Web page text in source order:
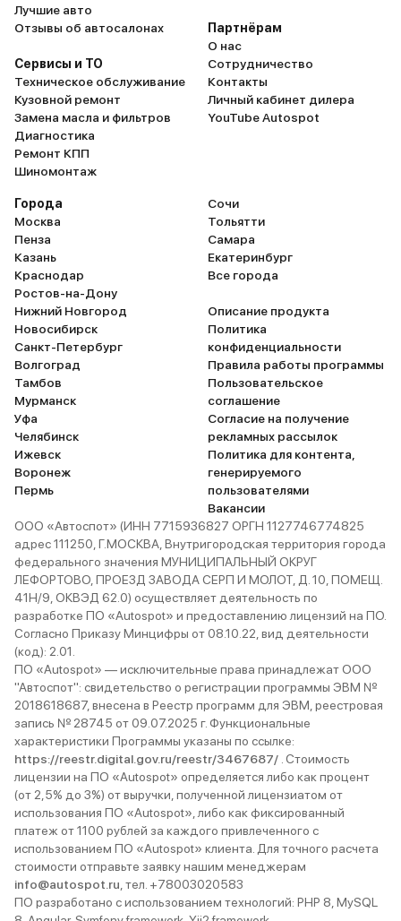
Лучшие авто
Отзывы об автосалонах
Сервисы и ТО
Техническое обслуживание
Кузовной ремонт
Замена масла и фильтров
Диагностика
Ремонт КПП
Шиномонтаж
Партнёрам
О нас
Сотрудничество
Контакты
Личный кабинет дилера
YouTube Autospot
Города
Москва
Пенза
Казань
Краснодар
Ростов-на-Дону
Нижний Новгород
Новосибирск
Санкт-Петербург
Волгоград
Тамбов
Мурманск
Уфа
Челябинск
Ижевск
Воронеж
Пермь
Сочи
Тольятти
Самара
Екатеринбург
Все города
Описание продукта
Политика
конфиденциальности
Правила работы программы
Пользовательское
соглашение
Согласие на получение
рекламных рассылок
Политика для контента,
генерируемого
пользователями
Вакансии
ООО «Автоспот» (ИНН 7715936827 ОРГН 1127746774825
адрес 111250, Г.МОСКВА, Внутригородская территория города
федерального значения МУНИЦИПАЛЬНЫЙ ОКРУГ
ЛЕФОРТОВО, ПРОЕЗД ЗАВОДА СЕРП И МОЛОТ, Д. 10, ПОМЕЩ.
41Н/9, ОКВЭД 62.0) осуществляет деятельность по
разработке ПО «Autospot» и предоставлению лицензий на ПО.
Согласно Приказу Минцифры от 08.10.22, вид деятельности
(код): 2.01.
ПО «Autospot» — исключительные права принадлежат ООО
"Автоспот": свидетельство о регистрации программы ЭВМ №
2018618687, внесена в Реестр программ для ЭВМ, реестровая
запись № 28745 от 09.07.2025 г. Функциональные
характеристики Программы указаны по ссылке:
https://reestr.digital.gov.ru/reestr/3467687/ . Стоимость
лицензии на ПО «Autospot» определяется либо как процент
(от 2,5% до 3%) от выручки, полученной лицензиатом от
использования ПО «Autospot», либо как фиксированный
платеж от 1100 рублей за каждого привлеченного с
использованием ПО «Autospot» клиента. Для точного расчета
стоимости отправьте заявку нашим менеджерам
info@autospot.ru , тел. +78003020583
ПО разработано с использованием технологий: PHP 8, MySQL